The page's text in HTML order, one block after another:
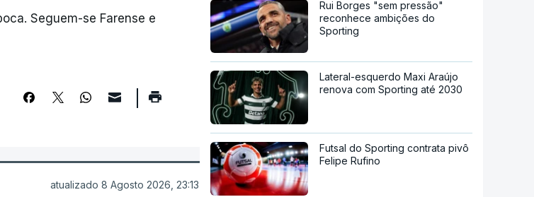
Seguem-se Farense e
atualizado 8 Agosto 2026, 23:13
Rui Borges "sem pressão"
reconhece ambições do
Sporting
Lateral-esquerdo Maxi Araújo
renova com Sporting até 2030
Futsal do Sporting contrata pivô
Felipe Rufino